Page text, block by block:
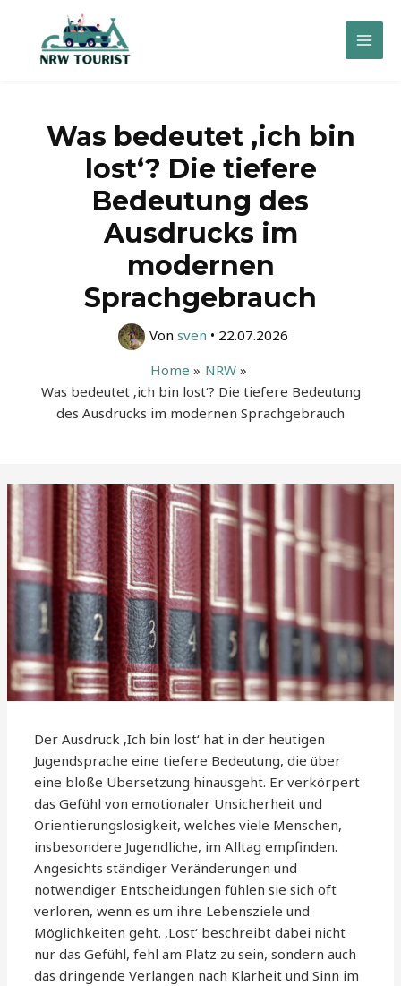
springen
Main
Was bedeutet ‚ich bin
lost‘? Die tiefere
Bedeutung des
Ausdrucks im
modernen
Sprachgebrauch
Von sven • 22.07.2026
Home
NRW
Was bedeutet ‚ich bin lost‘? Die tiefere Bedeutung
des Ausdrucks im modernen Sprachgebrauch
Der Ausdruck ‚Ich bin lost‘ hat in der heutigen
Jugendsprache eine tiefere Bedeutung, die über
eine bloße Übersetzung hinausgeht. Er verkörpert
das Gefühl von emotionaler Unsicherheit und
Orientierungslosigkeit, welches viele Menschen,
insbesondere Jugendliche, im Alltag empfinden.
Angesichts ständiger Veränderungen und
notwendiger Entscheidungen fühlen sie sich oft
verloren, wenn es um ihre Lebensziele und
Möglichkeiten geht. ‚Lost‘ beschreibt dabei nicht
nur das Gefühl, fehl am Platz zu sein, sondern auch
das dringende Verlangen nach Klarheit und Sinn im